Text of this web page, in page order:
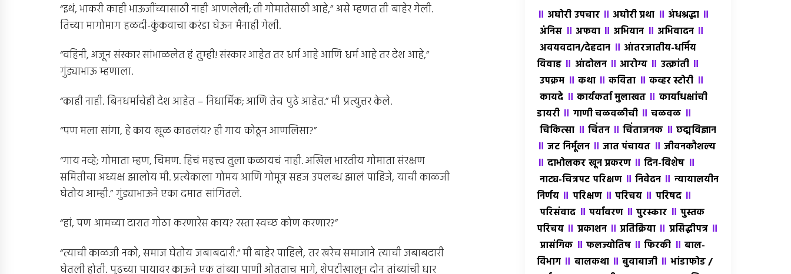
“इथंं, भाकरी काही भाऊजींच्यासाठी नाही आणलेली; ती गोमातेसाठी आहे,” असे म्हणत ती बाहेर गेली.
तिच्या मागोमाग हळदी-कुंकवाचा करंडा घेऊन मैनाही गेली.
“वहिनी, अजून संस्कार सांभाळलेत हं तुम्ही! संस्कार आहेत तर धर्म आहे आणि धर्म आहे तर देश आहे,”
गुंड्याभाऊ म्हणाला.
“काही नाही. बिनधर्माचेही देश आहेत – निधार्मिक; आणि तेच पुढे आहेत.” मी प्रत्युत्तर केले.
“पण मला सांगा, हे काय खूळ काढलंय? ही गाय कोठून आणलिसा?”
“गाय नव्हे; गोमाता म्हण, चिमण. हिचं महत्त्व तुला कळायचं नाही. अखिल भारतीय गोमाता संरक्षण
समितीचा अध्यक्ष झालोय मी. प्रत्येकाला गोमय आणि गोमूत्र सहज उपलब्ध झालं पाहिजे, याची काळजी
घेतोय आम्ही.” गुंड्याभाऊने एका दमात सांगितले.
“हां, पण आमच्या दारात गोठा करणारेस काय? रस्ता स्वच्छ कोण करणार?”
“त्याची काळजी नको, समाज घेतोय जबाबदारी.” मी बाहेर पाहिले, तर खरेच समाजाने त्याची जबाबदारी
घेतली होती. पुढच्या पायावर काऊने एक तांब्या पाणी ओतताच मागे, शेपटीखालून दोन तांब्यांची धार
॥ अघोरी उपचार ॥ अघोरी प्रथा ॥ अंधश्रद्धा ॥
अंंनिस ॥ अफवा ॥ अभियान ॥ अभिवादन ॥
अवयवदान/देहदान ॥ आंतरजातीय-धर्मिय
विवाह ॥ आंदोलन ॥ आरोग्य ॥ उत्क्रांती ॥
उपक्रम ॥ कथा ॥कविता ॥कव्हर स्टोरी ॥
कायदे ॥ कार्यकर्ता मुलाखत ॥ कार्याधक्षांची
डायरी ॥ गाणी चळवळीची ॥चळवळ ॥
चिकित्सा ॥ चिंतन ॥चिंताजनक ॥छद्मविज्ञान
॥जट निर्मूलन ॥जात पंचायत ॥जीवनकौशल्य
॥दाभोलकर खून प्रकरण ॥दिन-विशेष ॥
नाट्य-चित्रपट परिक्षण ॥निवेदन ॥ न्यायालयीन
निर्णय ॥ परिक्षण ॥परिचय ॥ परिषद ॥
परिसंवाद ॥ पर्यावरण ॥पुरस्कार ॥पुस्तक
परिचय ॥ प्रकाशन ॥प्रतिक्रिया ॥ प्रसिद्धीपत्र ॥
प्रासंगिक ॥ फलज्योतिष ॥फिरकी ॥बाल-
विभाग ॥ बालकथा ॥बुवाबाजी ॥भांडाफोड /